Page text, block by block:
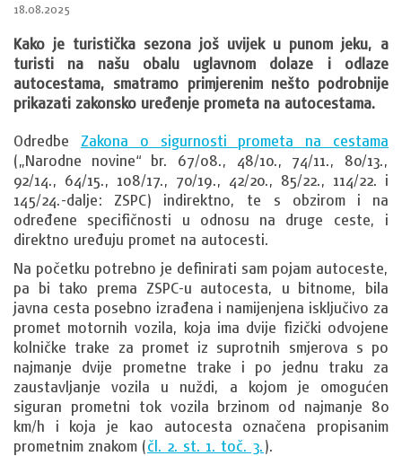
18.08.2025
Kako je turistička sezona još uvijek u punom jeku, a
turisti na našu obalu uglavnom dolaze i odlaze
autocestama, smatramo primjerenim nešto podrobnije
prikazati zakonsko uređenje prometa na autocestama.
Odredbe Zakona o sigurnosti prometa na cestama
(„Narodne novine“ br. 67/08., 48/10., 74/11., 80/13.,
92/14., 64/15., 108/17., 70/19., 42/20., 85/22., 114/22. i
145/24.-dalje: ZSPC) indirektno, te s obzirom i na
određene specifičnosti u odnosu na druge ceste, i
direktno uređuju promet na autocesti.
Na početku potrebno je definirati sam pojam autoceste,
pa bi tako prema ZSPC-u autocesta, u bitnome, bila
javna cesta posebno izrađena i namijenjena isključivo za
promet motornih vozila, koja ima dvije fizički odvojene
kolničke trake za promet iz suprotnih smjerova s po
najmanje dvije prometne trake i po jednu traku za
zaustavljanje vozila u nuždi, a kojom je omogućen
siguran prometni tok vozila brzinom od najmanje 80
km/h i koja je kao autocesta označena propisanim
prometnim znakom (čl. 2. st. 1. toč. 3.).